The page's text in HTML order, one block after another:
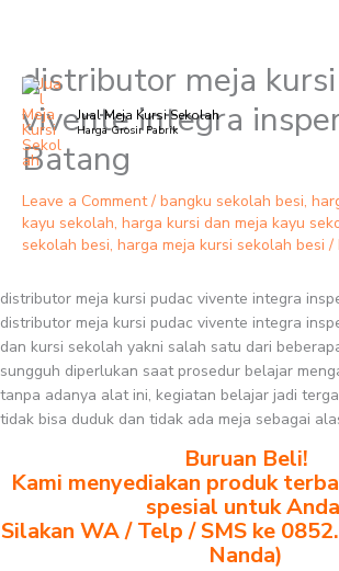
Skip
content
Jual Meja Kursi Sekolah
Harga Grosir Pabrik
distributor meja
vivente integra
Batang
Leave a Comment / bangku sekolah besi,
kayu sekolah, harga kursi dan meja kayu
sekolah besi, harga meja kursi sekolah besi /
distributor meja kursi pudac vivente integra
distributor meja kursi pudac vivente integra
dan kursi sekolah yakni salah satu dari
sungguh diperlukan saat prosedur belajar
tanpa adanya alat ini, kegiatan belajar jadi
tidak bisa duduk dan tidak ada meja sebagai
Buruan Beli!
Kami menyediakan produk
spesial untuk
Silakan WA / Telp / SMS ke
Nanda)